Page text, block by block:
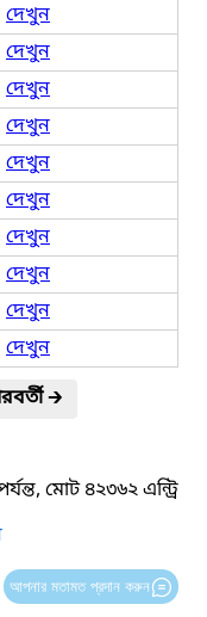
দেখুন
দেখুন
দেখুন
দেখুন
দেখুন
দেখুন
দেখুন
দেখুন
দেখুন
দেখুন
🡲
মোট ৪২৩৬২ এন্ট্রি
আপনার মতামত প্রদান করুন